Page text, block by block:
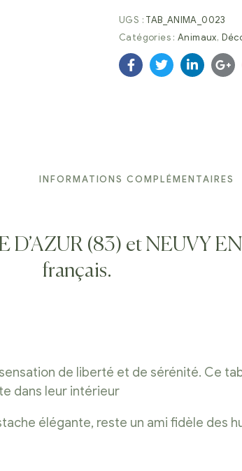
UGS : TAB_ANIMA_0023
Catégories :Animaux,
Facebook
TwitterLinkedin
INFORMATIONS COMPLÉMENTAIRES
D’AZUR (83) et NEUVY
français.
de liberté et de sérénité. Ce
dans leur intérieur
élégante, reste un ami fidèle des